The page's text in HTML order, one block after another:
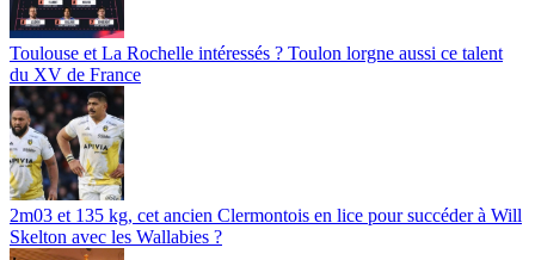
Toulouse et La Rochelle intéressés ? Toulon lorgne aussi ce talent
du XV de France
2m03 et 135 kg, cet ancien Clermontois en lice pour succéder à Will
Skelton avec les Wallabies ?